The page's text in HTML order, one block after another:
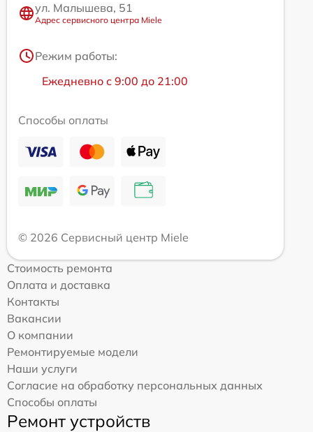
ул. Малышева, 51
Адрес сервисного центра Miele
Режим работы:
Ежедневно с 9:00 до 21:00
Способы оплаты
© 2026 Сервисный центр Miele
Стоимость ремонта
Оплата и доставка
Контакты
Вакансии
О компании
Ремонтируемые модели
Наши услуги
Согласие на обработку персональных данных
Способы оплаты
Ремонт устройств